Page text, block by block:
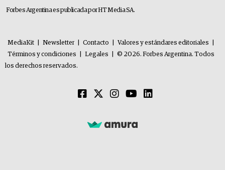
Forbes Argentina es publicada por HT Media SA.
MediaKit Newsletter Contacto Valores y estándares editoriales
Términos y condiciones
Legales
© 2026. Forbes Argentina. Todos
los derechos reservados.